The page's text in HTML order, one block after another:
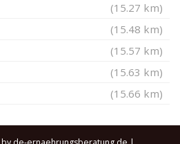
(15.27 km)
(15.48 km)
(15.57 km)
(15.63 km)
(15.66 km)